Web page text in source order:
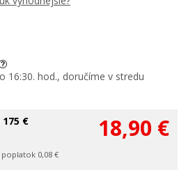
16:30. hod., doručíme v stredu
€
0,08 €
18,90 €